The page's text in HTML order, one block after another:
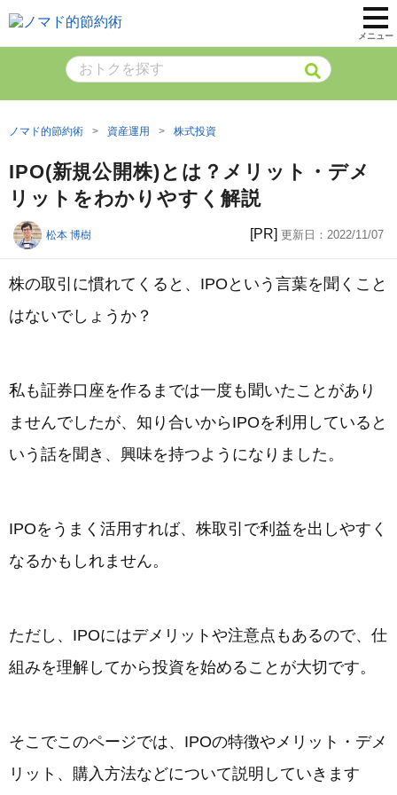
メニュー
ノマド的節約術 資産運用 株式投資
IPO(新規公開株)とは？メリット・デメ
リットをわかりやすく解説
松本 博樹 [PR] 更新日： 2022/11/07
株の取引に慣れてくると、IPOという言葉を聞くこと
はないでしょうか？
私も証券口座を作るまでは一度も聞いたことがあり
ませんでしたが、知り合いからIPOを利用していると
いう話を聞き、興味を持つようになりました。
IPOをうまく活用すれば、株取引で利益を出しやすく
なるかもしれません。
ただし、IPOにはデメリットや注意点もあるので、仕
組みを理解してから投資を始めることが大切です。
そこでこのページでは、IPOの特徴やメリット・デメ
リット、購入方法などについて説明していきます